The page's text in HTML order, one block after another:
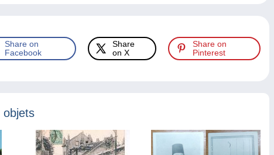
Share on
Facebook
Share
on X
Share on
Pinterest
objets